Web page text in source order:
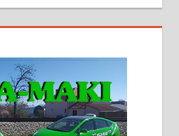
једна уз другу.
централно
и дрва. Две
023